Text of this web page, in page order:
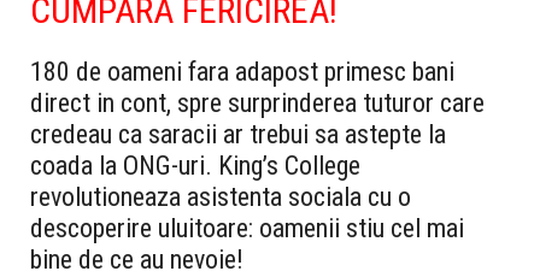
CUMPARA FERICIREA!
180 de oameni fara adapost primesc bani
direct in cont, spre surprinderea tuturor care
credeau ca saracii ar trebui sa astepte la
coada la ONG-uri. King’s College
revolutioneaza asistenta sociala cu o
descoperire uluitoare: oamenii stiu cel mai
bine de ce au nevoie!